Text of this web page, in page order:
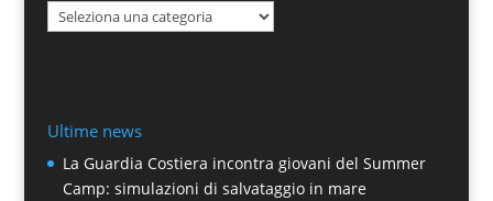
Categorie
Ultime news
La Guardia Costiera incontra giovani del Summer
Camp: simulazioni di salvataggio in mare